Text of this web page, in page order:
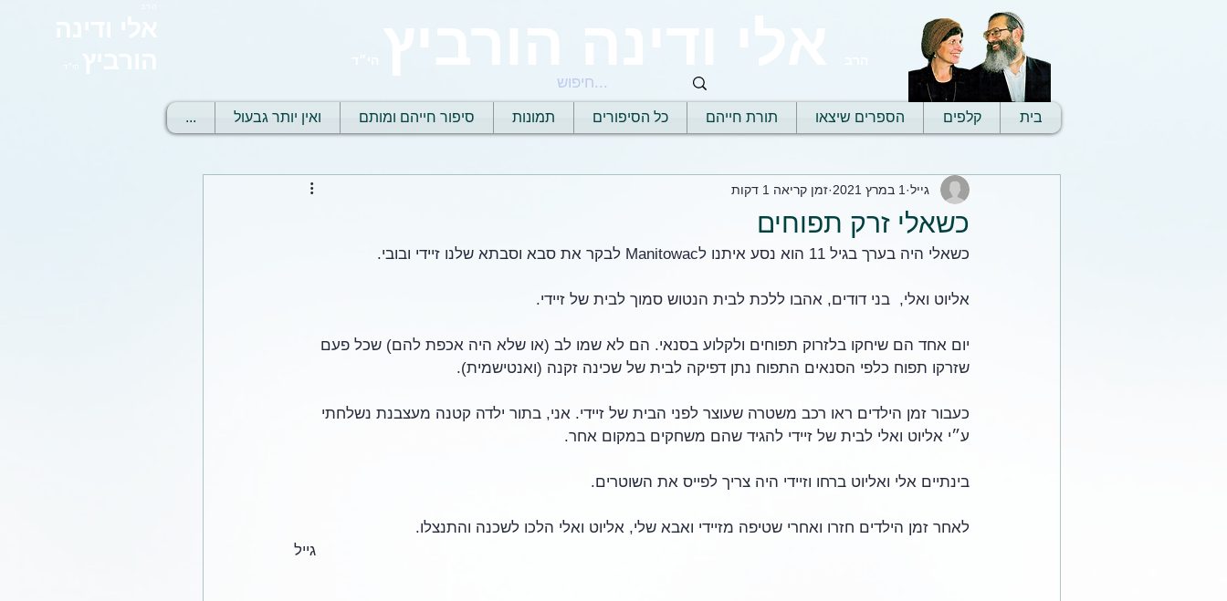
בית קלפים הספרים שיצאו תורת חייהם כל הסיפורים תמונות סיפור חייהם ומותם ואין יותר גבעול ...
כשאלי זרק תפוחים
גייל 1 במרץ 2021 זמן קריאה 1 דקות
כשאלי היה בערך בגיל 11 הוא נסע איתנו לManitowac לבקר את סבא וסבתא שלנו זיידי ובובי.
אליוט ואלי,  בני דודים, אהבו ללכת לבית הנטוש סמוך לבית של זיידי.
יום אחד הם שיחקו בלזרוק תפוחים ולקלוע בסנאי. הם לא שמו לב (או שלא היה אכפת להם) שכל פעם
שזרקו תפוח כלפי הסנאים התפוח נתן דפיקה לבית של שכינה זקנה (ואנטישמית).
כעבור זמן הילדים ראו רכב משטרה שעוצר לפני הבית של זיידי. אני, בתור ילדה קטנה מעצבנת נשלחתי
ע״י אליוט ואלי לבית של זיידי להגיד שהם משחקים במקום אחר.
בינתיים אלי ואליוט ברחו וזיידי היה צריך לפייס את השוטרים.
לאחר זמן הילדים חזרו ואחרי שטיפה מזיידי ואבא שלי, אליוט ואלי הלכו לשכנה והתנצלו.
גייל